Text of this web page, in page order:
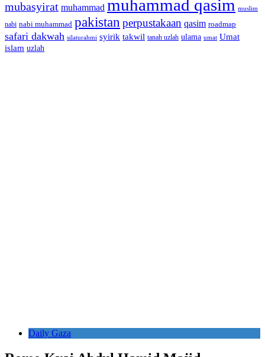
mubasyirat muhammad muhammad qasim muslim
nabi nabi muhammad pakistan perpustakaan qasim roadmap
safari dakwah silaturahmi syirik takwil tanah uzlah ulama umat Umat
islam uzlah
Daily Gaza